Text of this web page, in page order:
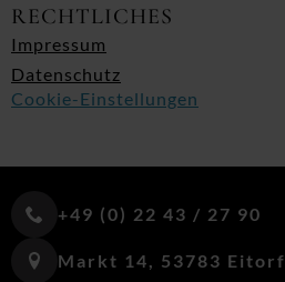
RECHTLICHES
Impressum
Datenschutz
Cookie-Einstellungen
+49 (0) 22 43 / 27 90
Markt 14, 53783 Eitorf